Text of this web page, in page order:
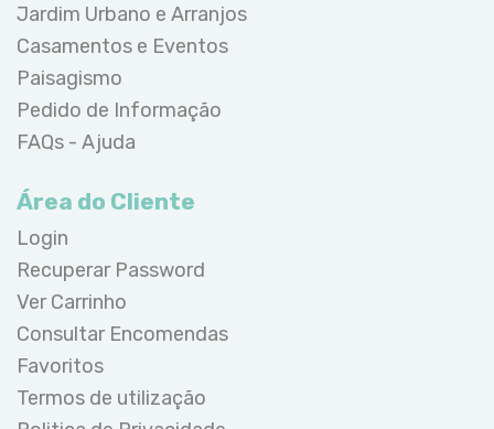
Jardim Urbano e Arranjos
Casamentos e Eventos
Paisagismo
Pedido de Informação
FAQs - Ajuda
Área do Cliente
Login
Recuperar Password
Ver Carrinho
Consultar Encomendas
Favoritos
Termos de utilização